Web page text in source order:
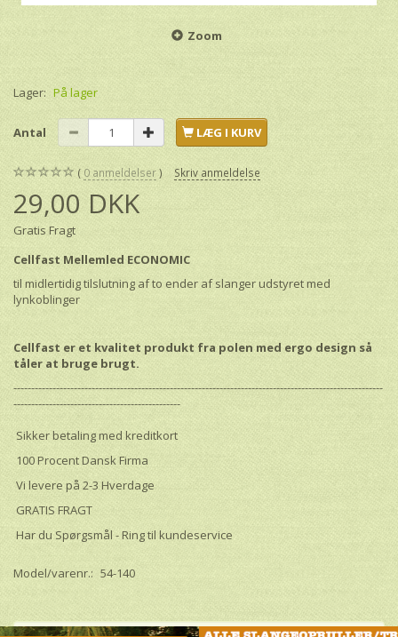
Zoom
Lager: På lager
Antal LÆG I KURV
0 anmeldelser Skriv anmeldelse
29,00 DKK
Gratis Fragt
Cellfast Mellemled ECONOMIC
til midlertidig tilslutning af to ender af slanger udstyret med
lynkoblinger
Cellfast er et kvalitet produkt fra polen med ergo design så
tåler at bruge brugt.
--------------------------------------------------------------------------------------------------------
-----------------------------------------------
Sikker betaling med kreditkort
100 Procent Dansk Firma
Vi levere på 2-3 Hverdage
GRATIS FRAGT
Har du Spørgsmål - Ring til kundeservice
Model/varenr.: 54-140